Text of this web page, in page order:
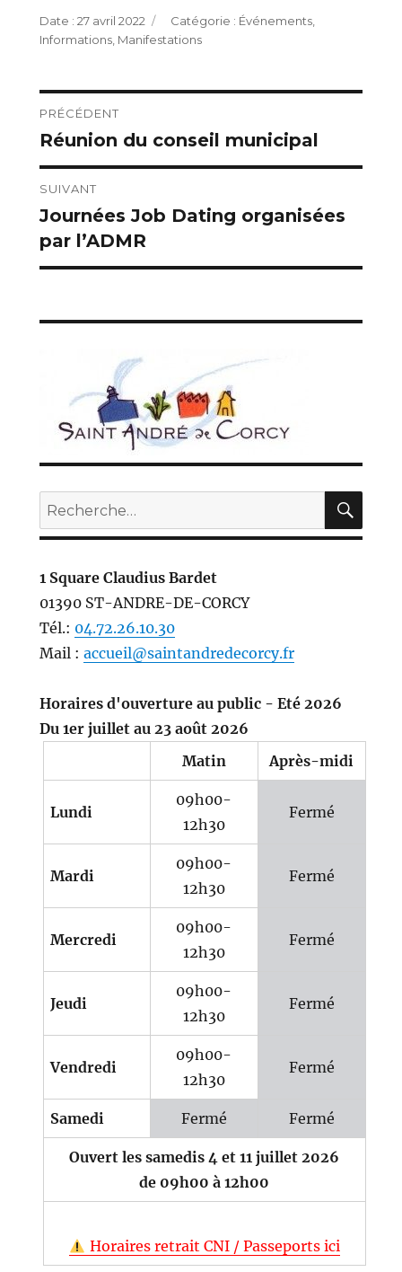
Publié
le
27 avril 2022 Catégories
Événements,
Informations, Manifestations
Navigation
de
l’article
PRÉCÉDENT
Publication
précédente :
Réunion du conseil municipal
SUIVANT
Publication
suivante :
Journées Job Dating organisées
par l’ADMR
Recherche
pour :
1 Square Claudius Bardet
01390 ST-ANDRE-DE-CORCY
Tél.: 04.72.26.10.30
Mail : accueil@saintandredecorcy.fr
Horaires d'ouverture au public - Eté 2026
Du 1er juillet au 23 août 2026
Matin
Après-midi
Lundi
09h00-
12h30
Fermé
Mardi
09h00-
12h30
Fermé
Mercredi
09h00-
12h30
Fermé
Jeudi
09h00-
12h30
Fermé
Vendredi
09h00-
12h30
Fermé
Samedi Fermé Fermé
Ouvert les samedis 4 et 11 juillet 2026
de 09h00 à 12h00
Horaires retrait CNI / Passeports ici